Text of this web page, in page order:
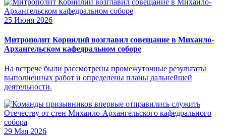
25 Июня 2026
Митрополит Корнилий возглавил совещание в Михаило-
Архангельском кафедральном соборе
На встрече были рассмотрены промежуточные результаты
выполненных работ и определены планы дальнейшей
деятельности.
29 Мая 2026